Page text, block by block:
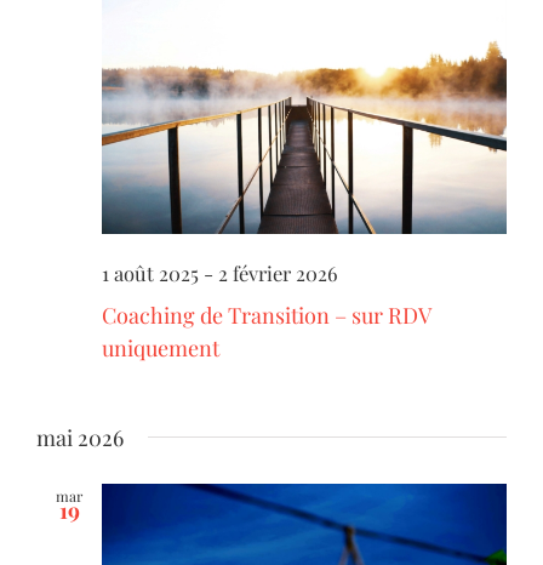
1 août 2025 - 2 février 2026
Coaching de Transition – sur RDV
uniquement
mai 2026
mar
19